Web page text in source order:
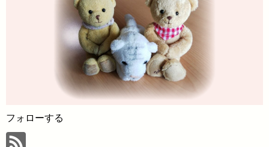
フォローする